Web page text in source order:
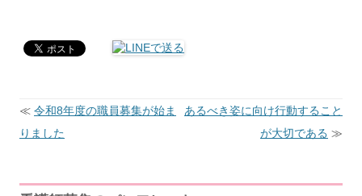
投
稿
ー
≪ 令和8年度の職員募集が始ま
りました
あるべき姿に向け行動すること
が大切である ≫